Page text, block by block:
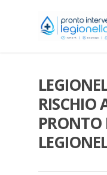
RISCHIO
PRONTO